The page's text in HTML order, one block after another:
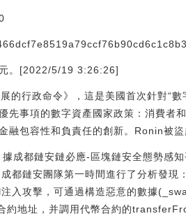
。[2022/5/19 3:26:26]
的行政命令》，這是美國首次針對“
先事項的數字資產國家政策：消費者
融包容性和負責任的創新。Ronin被
成都鏈安鏈必應-區塊鏈安全態勢感
都鏈安團隊第一時間進行了分析發現
攻擊，可通過構造惡意的數據
地址，并調用代幣合約的